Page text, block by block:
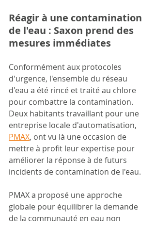
Réagir à une contamination
de l'eau : Saxon prend des
mesures immédiates
Conformément aux protocoles
d'urgence, l'ensemble du réseau
d'eau a été rincé et traité au chlore
pour combattre la contamination.
Deux habitants travaillant pour une
entreprise locale d'automatisation,
PMAX, ont vu là une occasion de
mettre à profit leur expertise pour
améliorer la réponse à de futurs
incidents de contamination de l'eau.
PMAX a proposé une approche
globale pour équilibrer la demande
de la communauté en eau non